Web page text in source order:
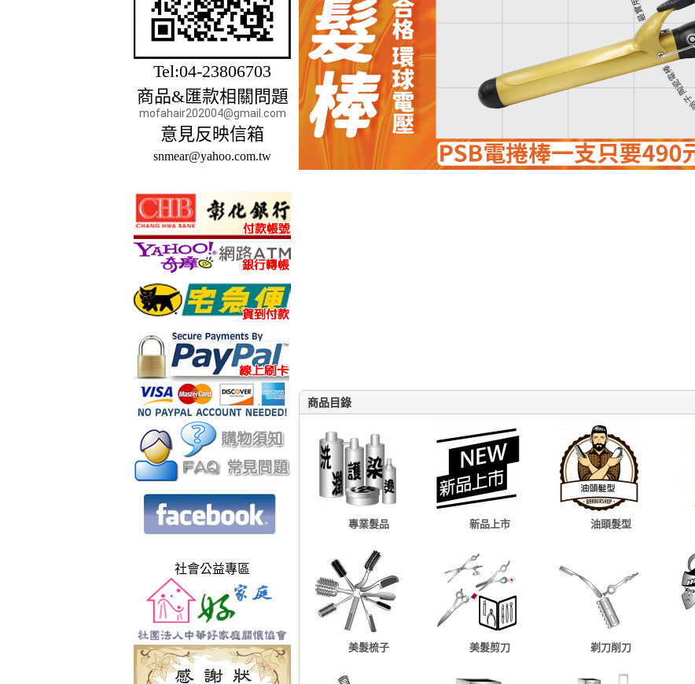
Tel:04-23806703
商品&匯款相關問題
mofahair202004@gmail.com
意見反映信箱
snmear@yahoo.com.tw
社會公益專區
商品目錄
專業髮品 新品上市 油頭髮型
美髮梳子 美髮剪刀 剃刀削刀